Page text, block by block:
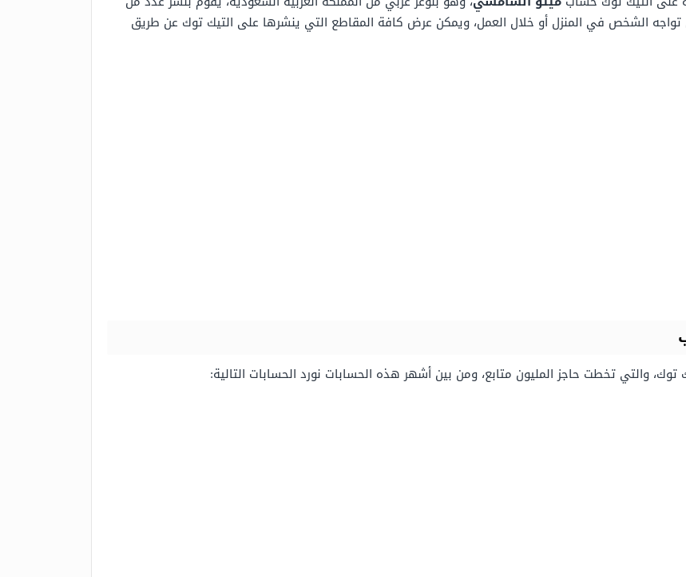
تواجه الشخص في المنزل أو خلال العمل، ويمكن عرض كافة المقاطع التي ينشرها على التيك توك عن طريق
والتي تخطت حاجز المليون متابع، ومن بين أشهر هذه الحسابات نورد الحسابات التالية: